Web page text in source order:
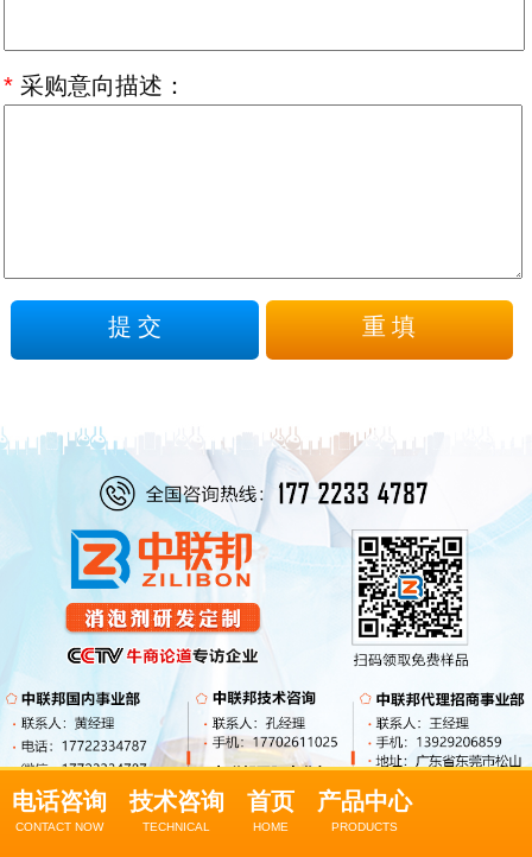
* 采购意向描述：
电话咨询
CONTACT NOW
技术咨询
TECHNICAL
首页
HOME
产品中心
PRODUCTS